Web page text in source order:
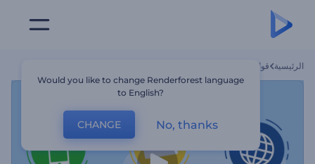
الرئيسية قوالب
Would you like to change Renderforest language
to English?
CHANGE No, thanks